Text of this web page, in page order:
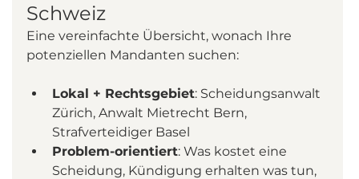
Schweiz
Eine vereinfachte Übersicht, wonach Ihre
potenziellen Mandanten suchen:
Lokal + Rechtsgebiet: Scheidungsanwalt
Zürich, Anwalt Mietrecht Bern,
Strafverteidiger Basel
Problem-orientiert: Was kostet eine
Scheidung, Kündigung erhalten was tun,